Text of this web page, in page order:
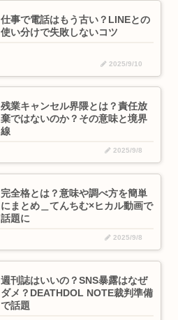
仕事で電話はもう古い？LINEとの
使い分けで失敗しないコツ
2025/9/10
残業キャンセル界隈とは？責任放
棄ではないのか？その意味と境界
線
2025/9/8
完全格とは？意味や調べ方を簡単
にまとめ＿てんちむ×ヒカル動画で
話題に
2025/9/8
週刊誌はいいの？SNS暴露はなぜ
ダメ？DEATHDOL NOTE裁判準備
で話題